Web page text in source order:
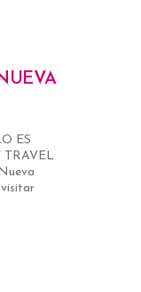
ES
visitar